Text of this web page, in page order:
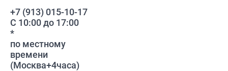
+7 (913) 015-10-17
С 10:00 до 17:00
*
по местному
времени
(Москва+4часа)